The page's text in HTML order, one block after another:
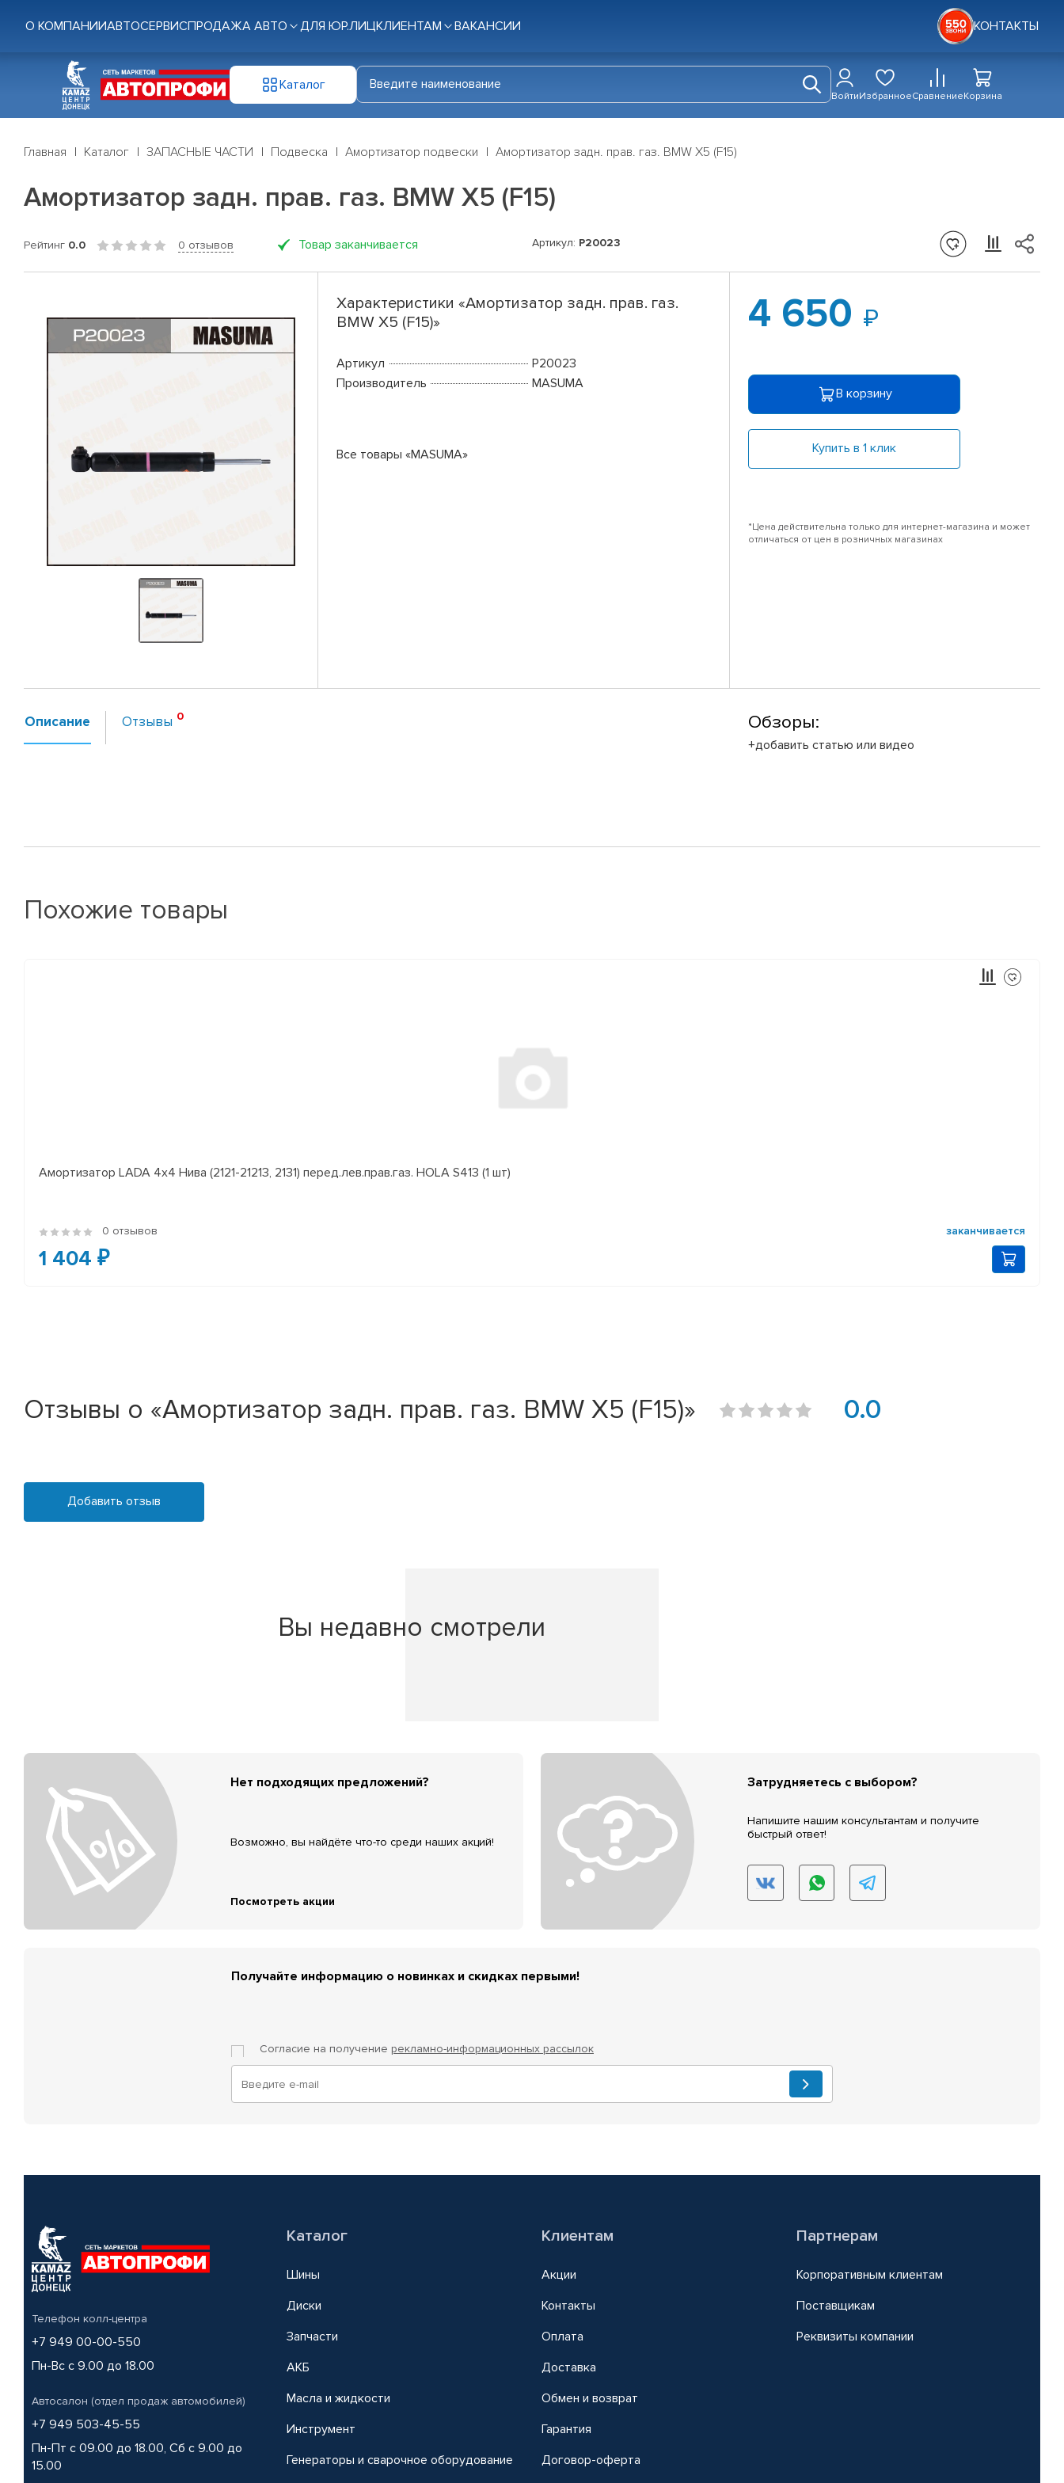
О КОМПАНИИАВТОСЕРВИСПРОДАЖА АВТО ДЛЯ ЮР.ЛИЦКЛИЕНТАМ ВАКАНСИИ КОНТАКТЫ
Каталог
ВойтиИзбранноеСравнениеКорзина
Главная Каталог ЗАПАСНЫЕ ЧАСТИ Подвеска Амортизатор подвески Амортизатор задн. прав. газ. BMW X5 (F15)
Амортизатор задн. прав. газ. BMW X5 (F15)
Рейтинг 0.0 0 отзывов Товар заканчивается Артикул: P20023
Характеристики «Амортизатор задн. прав. газ.
BMW X5 (F15)»
Артикул
P20023
Производитель
MASUMA
Все товары «MASUMA»
4 650
В корзину
Купить в 1 клик
*Цена действительна только для интернет-магазина и может
отличаться от цен в розничных магазинах
Описание Отзывы Обзоры:
+добавить статью или видео
Похожие товары
Амортизатор LADA 4x4 Нива (2121-21213, 2131) перед.лев.прав.газ. HOLA S413 (1 шт)
0 отзывов заканчивается
1 404 ₽
Отзывы о «Амортизатор задн. прав. газ. BMW X5 (F15)» 0.0
Добавить отзыв
Вы недавно смотрели
Нет подходящих предложений?
Возможно, вы найдёте что-то среди наших акций!
Посмотреть акции
Затрудняетесь с выбором?
Напишите нашим консультантам и получите
быстрый ответ!
Получайте информацию о новинках и скидках первыми!
Согласие на получение рекламно-информационных рассылок
Телефон колл-центра
+7 949 00-00-550
Пн-Вс с 9.00 до 18.00
Автосалон (отдел продаж автомобилей)
+7 949 503-45-55
Пн-Пт с 09.00 до 18.00, Сб с 9.00 до
15.00
Каталог
Шины
Диски
Запчасти
АКБ
Масла и жидкости
Инструмент
Генераторы и сварочное оборудование
Клиентам
Акции
Контакты
Оплата
Доставка
Обмен и возврат
Гарантия
Договор-оферта
Партнерам
Корпоративным клиентам
Поставщикам
Реквизиты компании